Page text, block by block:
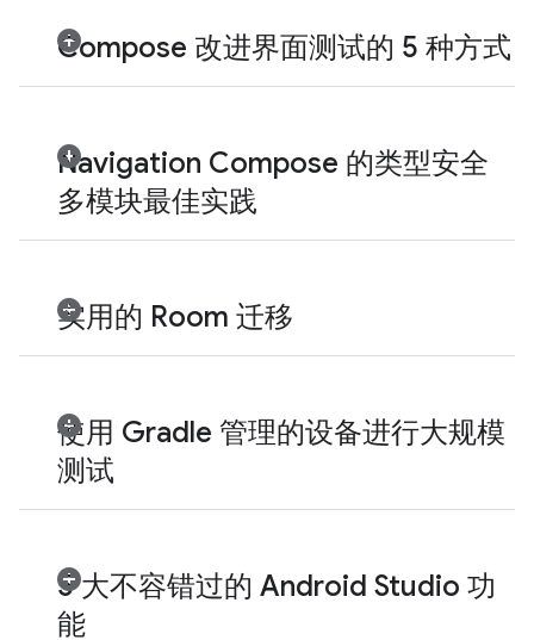
Compose 改进界面测试的 5 种方式
Navigation Compose 的类型安全
多模块最佳实践
实用的 Room 迁移
使用 Gradle 管理的设备进行大规模
测试
5 大不容错过的 Android Studio 功
能